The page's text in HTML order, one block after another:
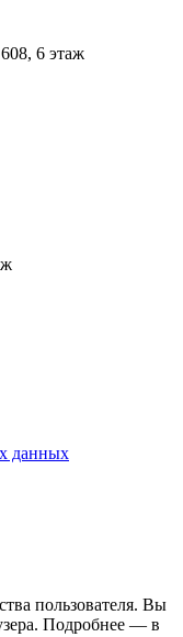
6 этаж
данных
пользователя. Вы
Подробнее — в